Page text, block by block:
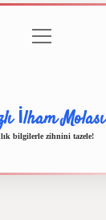
menüyü
aç
İlham Molası
bilgilerle zihnini tazele!